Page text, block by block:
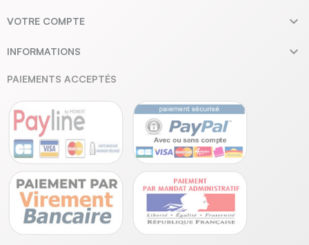
VOTRE COMPTE 
INFORMATIONS 
PAIEMENTS ACCEPTÉS